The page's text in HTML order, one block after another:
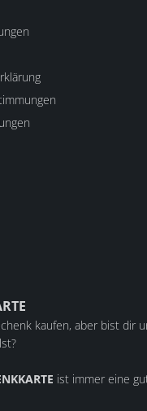
kaufen, aber bist dir
ist immer eine